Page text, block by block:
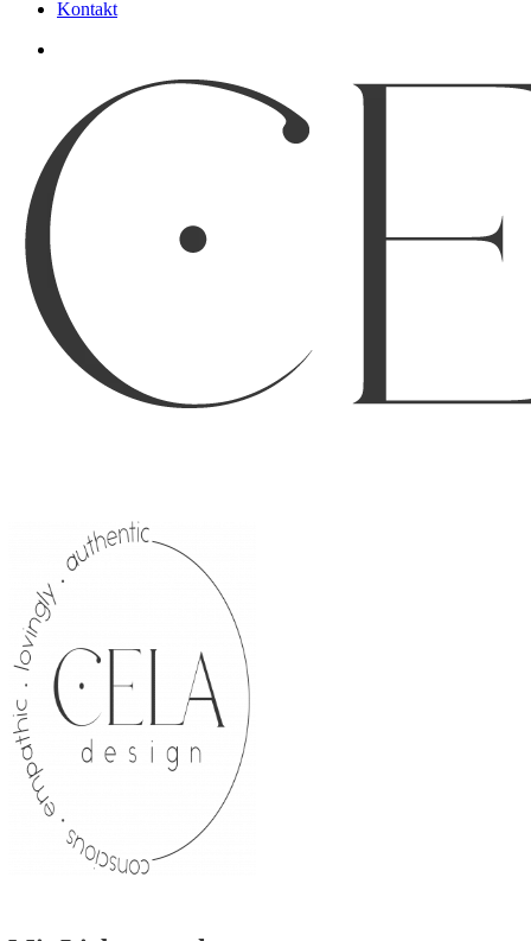
Kontakt